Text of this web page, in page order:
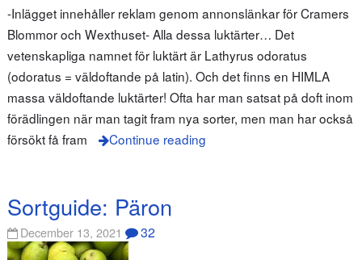
-Inlägget innehåller reklam genom annonslänkar för Cramers
Blommor och Wexthuset- Alla dessa luktärter… Det
vetenskapliga namnet för luktärt är Lathyrus odoratus
(odoratus = väldoftande på latin). Och det finns en HIMLA
massa väldoftande luktärter! Ofta har man satsat på doft inom
förädlingen när man tagit fram nya sorter, men man har också
försökt få fram
Continue reading
Sortguide: Päron
December 13, 2021 32